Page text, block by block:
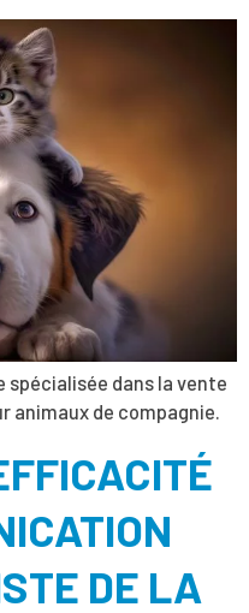
spécialisée dans la vente
animaux de compagnie.
DE LA